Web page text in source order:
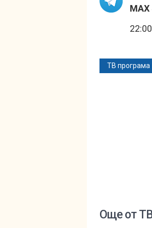
ТВ програма
Още от